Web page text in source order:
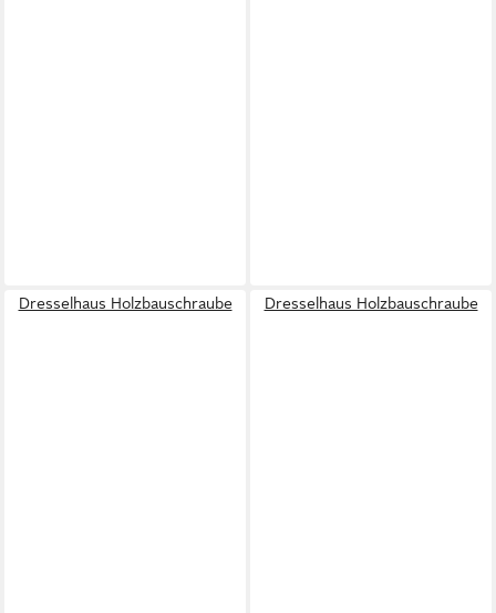
Dresselhaus Holzbauschraube Dresselhaus Holzbauschraube